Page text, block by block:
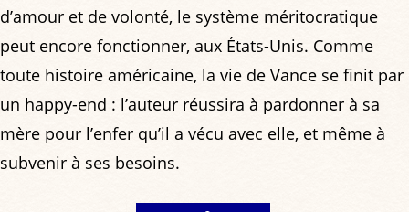
d’amour et de volonté, le système méritocratique
peut encore fonctionner, aux États-Unis. Comme
toute histoire américaine, la vie de Vance se finit par
un happy-end : l’auteur réussira à pardonner à sa
mère pour l’enfer qu’il a vécu avec elle, et même à
subvenir à ses besoins.